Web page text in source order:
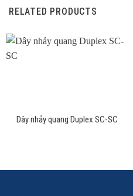
RELATED PRODUCTS
Dây nhảy quang Duplex SC-SC